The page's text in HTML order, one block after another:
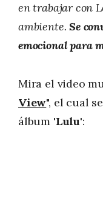
en trabajar con
ambiente.Se
emocional para
Mira el video
View", el cual
álbum 'Lulu':